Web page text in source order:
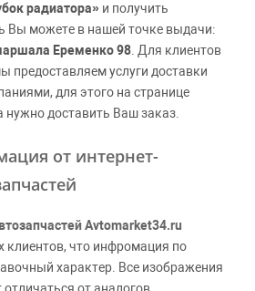
радиатора» и получить
Вы можете в нашей точке выдачи:
Еременко 98 . Для клиентов
предоставляем услуги доставки
для этого на странице
нужно доставить Ваш заказ.
от интернет-
Avtomarket34.ru
клиентов, что инфромация по
характер. Все изображения